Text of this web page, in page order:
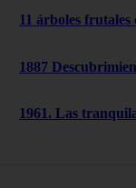
11 árboles frutales
1887
1961. Las